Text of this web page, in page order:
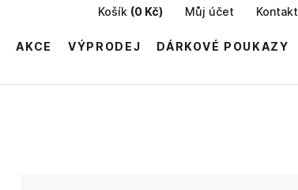
Kontakt
Můj účet
Košík (0 Kč)
AKCE VÝPRODEJ DÁRKOVÉ POUKAZY